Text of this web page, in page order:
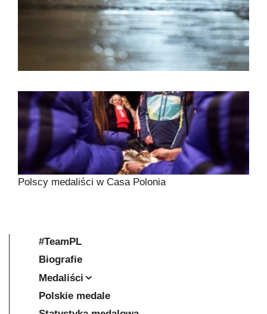
Polscy medaliści w Casa Polonia
#TeamPL
Biografie
Medaliści
Polskie medale